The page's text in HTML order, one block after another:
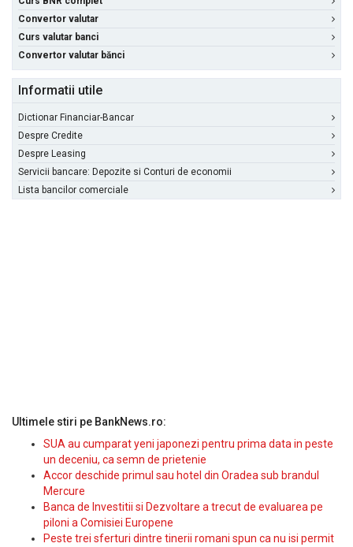
Convertor valutar
Curs valutar banci
Convertor valutar bănci
Informatii utile
Dictionar Financiar-Bancar
Despre Credite
Despre Leasing
Servicii bancare: Depozite si Conturi de economii
Lista bancilor comerciale
Ultimele stiri pe BankNews.ro:
SUA au cumparat yeni japonezi pentru prima data in peste
un deceniu, ca semn de prietenie
Accor deschide primul sau hotel din Oradea sub brandul
Mercure
Banca de Investitii si Dezvoltare a trecut de evaluarea pe
piloni a Comisiei Europene
Peste trei sferturi dintre tinerii romani spun ca nu isi permit